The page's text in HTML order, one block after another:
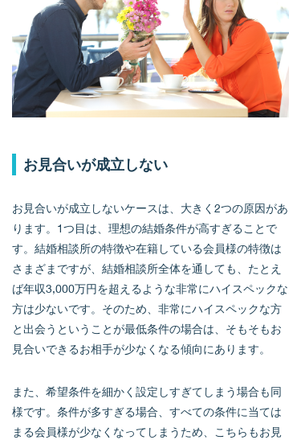
お見合いが成立しない
お見合いが成立しないケースは、大きく2つの原因があ
ります。1つ目は、理想の結婚条件が高すぎることで
す。結婚相談所の特徴や在籍している会員様の特徴は
さまざまですが、結婚相談所全体を通しても、たとえ
ば年収3,000万円を超えるような非常にハイスペックな
方は少ないです。そのため、非常にハイスペックな方
と出会うということが最低条件の場合は、そもそもお
見合いできるお相手が少なくなる傾向にあります。
また、希望条件を細かく設定しすぎてしまう場合も同
様です。条件が多すぎる場合、すべての条件に当ては
まる会員様が少なくなってしまうため、こちらもお見